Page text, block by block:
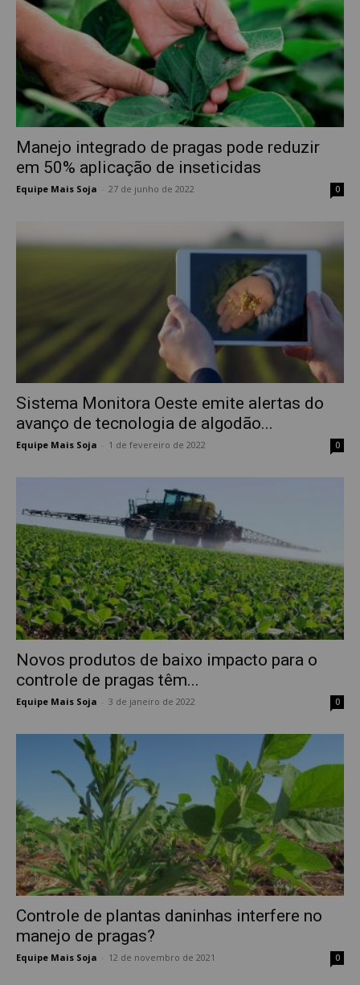
Manejo integrado de pragas pode reduzir
em 50% aplicação de inseticidas
Equipe Mais Soja 27 de junho de 2022 0
Sistema Monitora Oeste emite alertas do
avanço de tecnologia de algodão...
Equipe Mais Soja 1 de fevereiro de 2022 0
Novos produtos de baixo impacto para o
controle de pragas têm...
Equipe Mais Soja 3 de janeiro de 2022 0
Controle de plantas daninhas interfere no
manejo de pragas?
Equipe Mais Soja 12 de novembro de 2021 0